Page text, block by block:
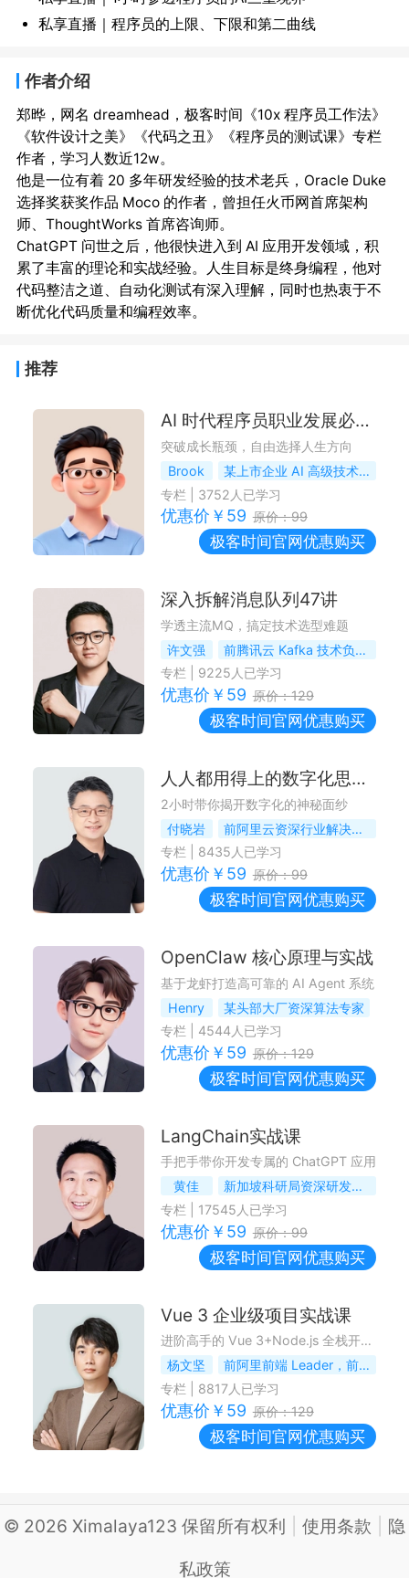
私享直播｜程序员的上限、下限和第二曲线
作者介绍
郑晔，网名 dreamhead，极客时间《10x 程序员工作法》
《软件设计之美》《代码之丑》《程序员的测试课》专栏
作者，学习人数近12w。
他是一位有着 20 多年研发经验的技术老兵，Oracle Duke
选择奖获奖作品 Moco 的作者，曾担任火币网首席架构
师、ThoughtWorks 首席咨询师。
ChatGPT 问世之后，他很快进入到 AI 应用开发领域，积
累了丰富的理论和实战经验。人生目标是终身编程，他对
代码整洁之道、自动化测试有深入理解，同时也热衷于不
推荐
AI 时代程序员职业发展必修课
突破成长瓶颈，自由选择人生方向
Brook
某上市企业 AI 高级技术专家、资深架构师
专栏
3752 人已学习
优惠价￥ 59 原价：99
极客时间官网优惠购买
深入拆解消息队列47讲
学透主流MQ，搞定技术选型难题
许文强
前腾讯云 Kafka 技术负责人
专栏
9225人已学习
优惠价￥ 59 原价：129
极客时间官网优惠购买
人人都用得上的数字化思维课
2小时带你揭开数字化的神秘面纱
付晓岩
前阿里云资深行业解决方案总监
专栏
8435 人已学习
优惠价￥ 59 原价：99
极客时间官网优惠购买
OpenClaw 核心原理与实战
基于龙虾打造高可靠的 AI Agent 系统
Henry
某头部大厂资深算法专家
专栏
4544人已学习
优惠价￥ 59 原价：129
极客时间官网优惠购买
LangChain实战课
手把手带你开发专属的 ChatGPT 应用
黄佳
新加坡科研局资深研发工程师 《Designing AI Agents》作者 ADPS 创始成员
专栏
17545 人已学习
优惠价￥ 59 原价：99
极客时间官网优惠购买
Vue 3 企业级项目实战课
进阶高手的 Vue 3+Node.js 全栈开发训练
杨文坚
前阿里前端 Leader，前腾讯 IMWeb 团队高级前端工程师
专栏
8817人已学习
优惠价￥ 59 原价：129
极客时间官网优惠购买
© 2026 Ximalaya123 保留所有权利 使用条款
隐
私政策